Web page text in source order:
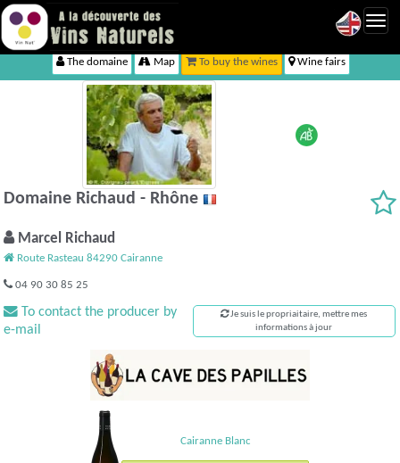
The domaine Map To buy the wines Wine fairs
Domaine Richaud - Rhône
Marcel Richaud
Route Rasteau 84290 Cairanne
04 90 30 85 25
To contact the producer by
e-mail
Je suis le propriaitaire, mettre mes
informations à jour
Cairanne Blanc